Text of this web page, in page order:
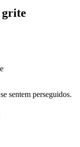
grite
sentem perseguidos.